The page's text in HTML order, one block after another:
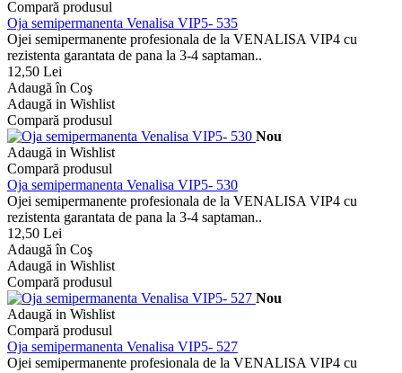
Compară produsul
Oja semipermanenta Venalisa VIP5- 535
Ojei semipermanente profesionala de la VENALISA VIP4 cu
rezistenta garantata de pana la 3-4 saptaman..
12,50 Lei
Adaugă în Coş
Adaugă in Wishlist
Compară produsul
Nou
Adaugă in Wishlist
Compară produsul
Oja semipermanenta Venalisa VIP5- 530
Ojei semipermanente profesionala de la VENALISA VIP4 cu
rezistenta garantata de pana la 3-4 saptaman..
12,50 Lei
Adaugă în Coş
Adaugă in Wishlist
Compară produsul
Nou
Adaugă in Wishlist
Compară produsul
Oja semipermanenta Venalisa VIP5- 527
Ojei semipermanente profesionala de la VENALISA VIP4 cu